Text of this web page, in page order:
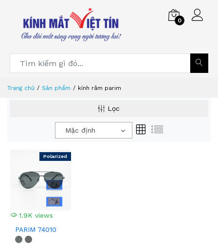
0
Trang chủ Sản phẩm kính râm parim
Lọc
Mặc định
1.9K views
Polarized
PARIM 74010